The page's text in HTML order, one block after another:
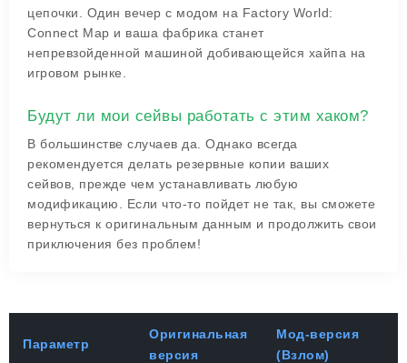
цепочки. Один вечер с модом на Factory World:
Connect Map и ваша фабрика станет
непревзойденной машиной добивающейся хайпа на
игровом рынке.
Будут ли мои сейвы работать с этим хаком?
В большинстве случаев да. Однако всегда
рекомендуется делать резервные копии ваших
сейвов, прежде чем устанавливать любую
модификацию. Если что-то пойдет не так, вы сможете
вернуться к оригинальным данным и продолжить свои
приключения без проблем!
Параметр
Оригинальная
версия
Мод-версия
(Взлом)